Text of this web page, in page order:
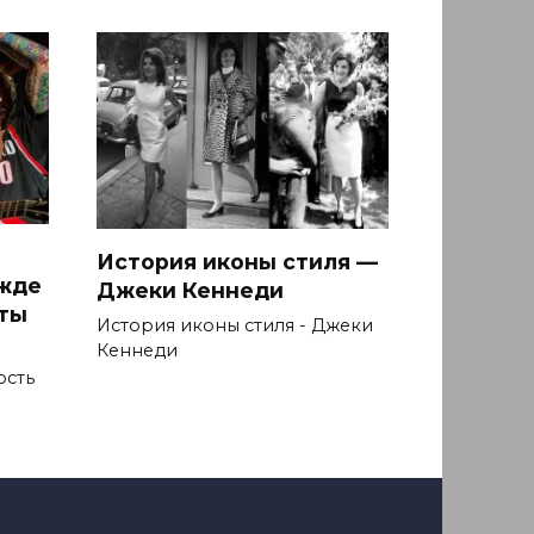
История иконы стиля —
Джеки Кеннеди
История иконы стиля - Джеки
Кеннеди